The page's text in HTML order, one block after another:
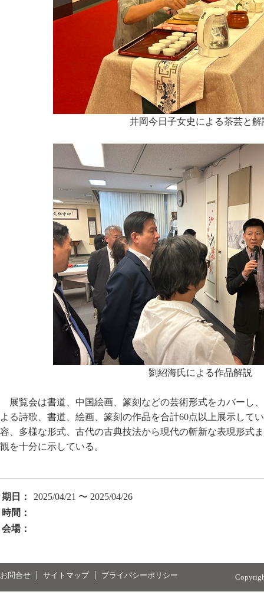
井岡今日子女史による茶芸と解
劉紹海氏による作品解説
展覧会は書道、中国絵画、篆刻などの芸術形式をカバーし
よる詩歌、書道、絵画、篆刻の作品を合計60点以上展示して
容、多様な形式、古代の古典技法から現代の斬新な表現形式
観を十分に示している。
期日：
2025/04/21 〜 2025/04/26
時間：
会場：
お問合せ サイトマップ プライバシーポリシー